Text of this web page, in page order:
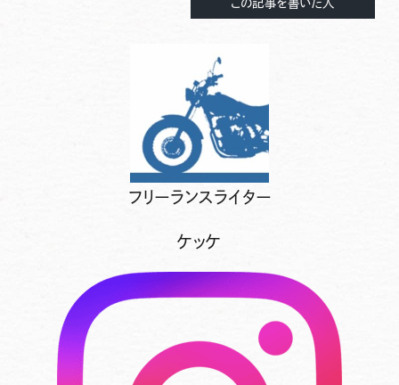
この記事を書いた人
フリーランスライター
ケッケ